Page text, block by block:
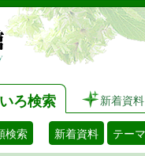
ろ検索 新着資料
検索 新着資料 テー